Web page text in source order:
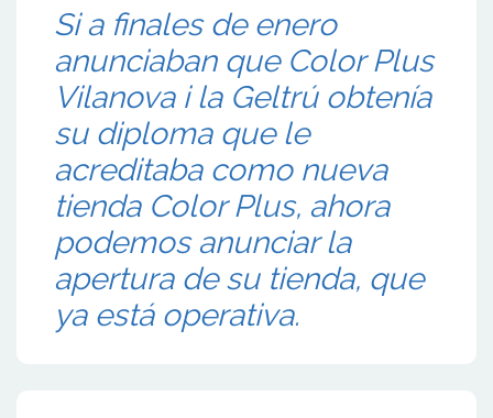
Si a finales de enero
anunciaban que Color Plus
Vilanova i la Geltrú obtenía
su diploma que le
acreditaba como nueva
tienda Color Plus, ahora
podemos anunciar la
apertura de su tienda, que
ya está operativa.